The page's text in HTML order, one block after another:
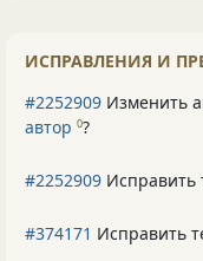
ИСПРАВЛЕНИЯ И
#2252909 Изменить
автор 0?
#2252909 Исправить
#374171 Исправить